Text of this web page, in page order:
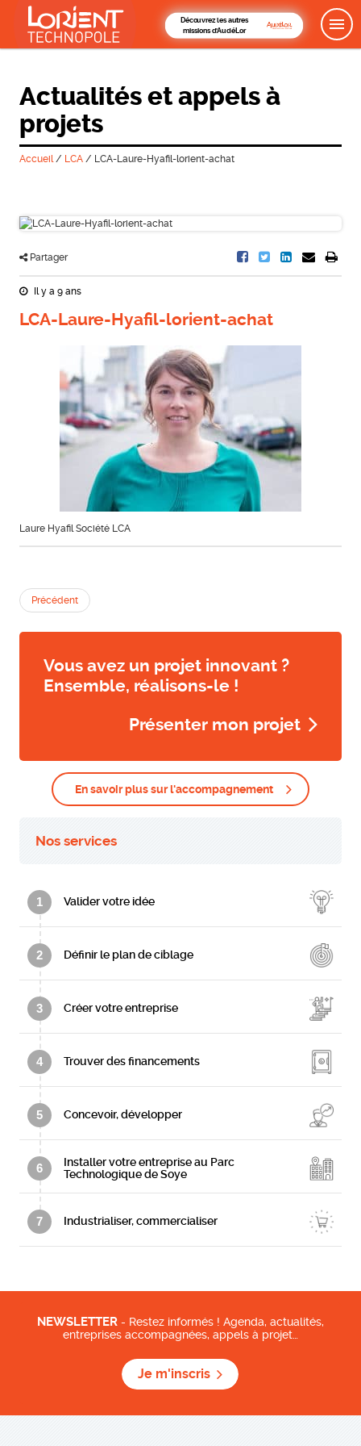
Découvrez les autres
missions d'AudéLor
Actualités et appels à
projets
Accueil/ LCA/ LCA-Laure-Hyafil-lorient-achat
Partager
Il y a 9 ans
LCA-Laure-Hyafil-lorient-achat
Laure Hyafil Société LCA
Précédent
Vous avez un projet innovant ?
Ensemble, réalisons-le !
Présenter mon projet
En savoir plus sur l'accompagnement
Nos services
1 Valider votre idée
2 Définir le plan de ciblage
3 Créer votre entreprise
4 Trouver des financements
5 Concevoir, développer
6
Installer votre entreprise au Parc
Technologique de Soye
7 Industrialiser, commercialiser
NEWSLETTER - Restez informés ! Agenda, actualités,
entreprises accompagnées, appels à projet…
Je m'inscris